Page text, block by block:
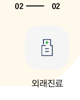
02 02
외래진료